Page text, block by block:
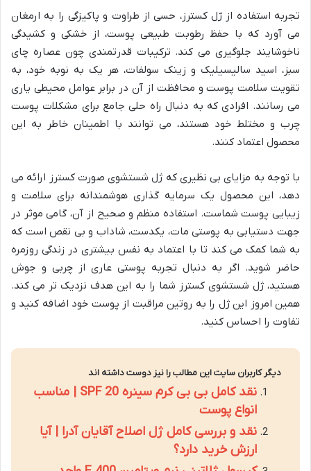
تجربه استفاده از ژل کسترز، حسی از طراوت و پاکیزگی را به ارمغان
می آورد که با حفظ رطوبت طبیعی پوست، از خشکی و کشیدگی
ناخوشایند جلوگیری می کند. ترکیبات قدرتمندی چون عصاره چای
سبز، اسید سالیسیلیک و زینک سولفات، هر یک به نوبه خود، به
تقویت سلامت پوست و محافظت از آن در برابر عوامل محیطی یاری
می رسانند. افرادی که به دنبال راه حلی جامع برای مشکلات پوست
چرب و مختلط خود هستند، می توانند با اطمینان خاطر به این
محصول اعتماد کنند.
با توجه به مزایای بی نظیری که ژل شستشوی صورت کسترز ارائه می
دهد، این محصول یک سرمایه گذاری هوشمندانه برای سلامت و
زیبایی پوست شماست. استفاده منظم و صحیح از آن، گامی موثر در
جهت دستیابی به پوستی مات، یکدست، شاداب و بی نقص است که
به شما کمک می کند تا با اعتماد به نفس بیشتری در زندگی روزمره
حاضر شوید. اگر به دنبال تجربه پوستی عاری از چربی و جوش
هستید، ژل شستشوی کسترز شما را به این هدف نزدیک تر می کند.
همین امروز این ژل را به روتین مراقبت از پوست خود اضافه کنید و
تفاوت را احساس کنید.
دیگر کاربران سایت این مطالب را نیز دوست داشته اند
نقد کامل بی بی کرم سینره SPF 20 | مناسب
انواع پوست
نقد و بررسی کامل ژل اصلاح آقایان آدرا | آیا
ارزش خرید دارد؟